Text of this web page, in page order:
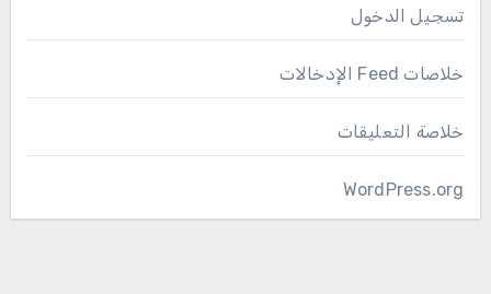
تسجيل الدخول
خلاصات Feed الإدخالات
خلاصة التعليقات
WordPress.org